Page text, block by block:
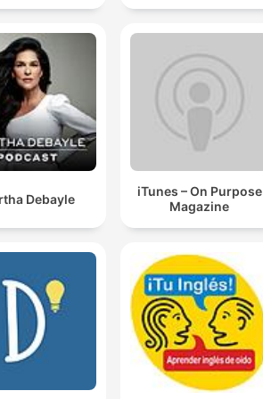
Debayle
iTunes – On Purpose
Magazine